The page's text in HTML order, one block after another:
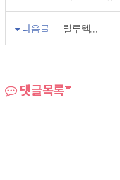
다음글 릴루텍...
댓글목록